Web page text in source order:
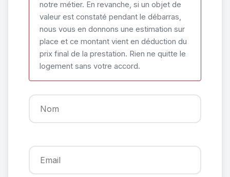
notre métier. En revanche, si un objet de
valeur est constaté pendant le débarras,
nous vous en donnons une estimation sur
place et ce montant vient en déduction du
prix final de la prestation. Rien ne quitte le
logement sans votre accord.